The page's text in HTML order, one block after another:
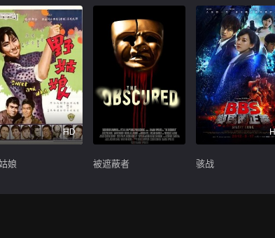
HD
娘 被遮蔽者 骇战